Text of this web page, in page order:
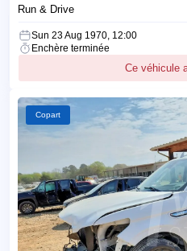
Run & Drive
Sun 23 Aug 1970, 12:00
Enchère terminée
Ce véhicule
Copart